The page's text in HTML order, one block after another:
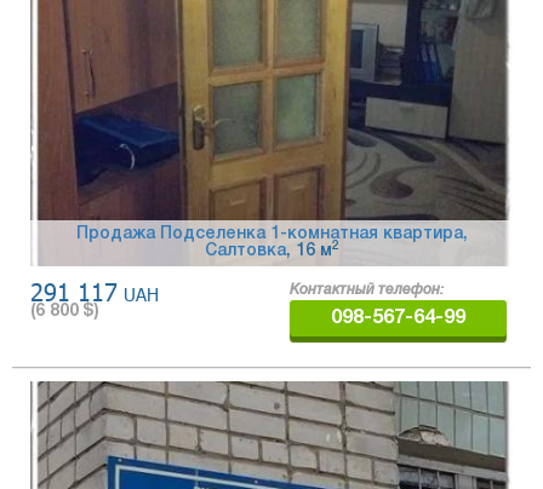
Продажа Подселенка 1-комнатная квартира,
Салтовка, 16 м 2
291 117 UAH
(6 800 $)
Контактный телефон:
098-567-64-99